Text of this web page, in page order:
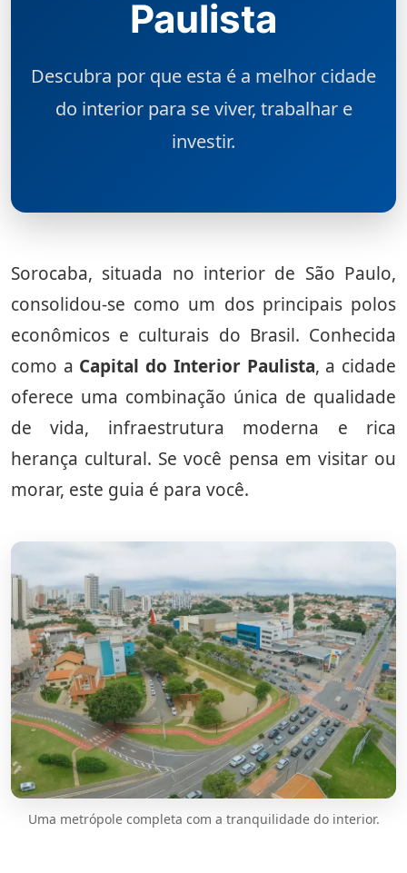
Paulista
Descubra por que esta é a melhor cidade
do interior para se viver, trabalhar e
investir.
Sorocaba, situada no interior de São Paulo,
consolidou-se como um dos principais polos
econômicos e culturais do Brasil. Conhecida
como a Capital do Interior Paulista, a cidade
oferece uma combinação única de qualidade
de vida, infraestrutura moderna e rica
herança cultural. Se você pensa em visitar ou
morar, este guia é para você.
Uma metrópole completa com a tranquilidade do interior.